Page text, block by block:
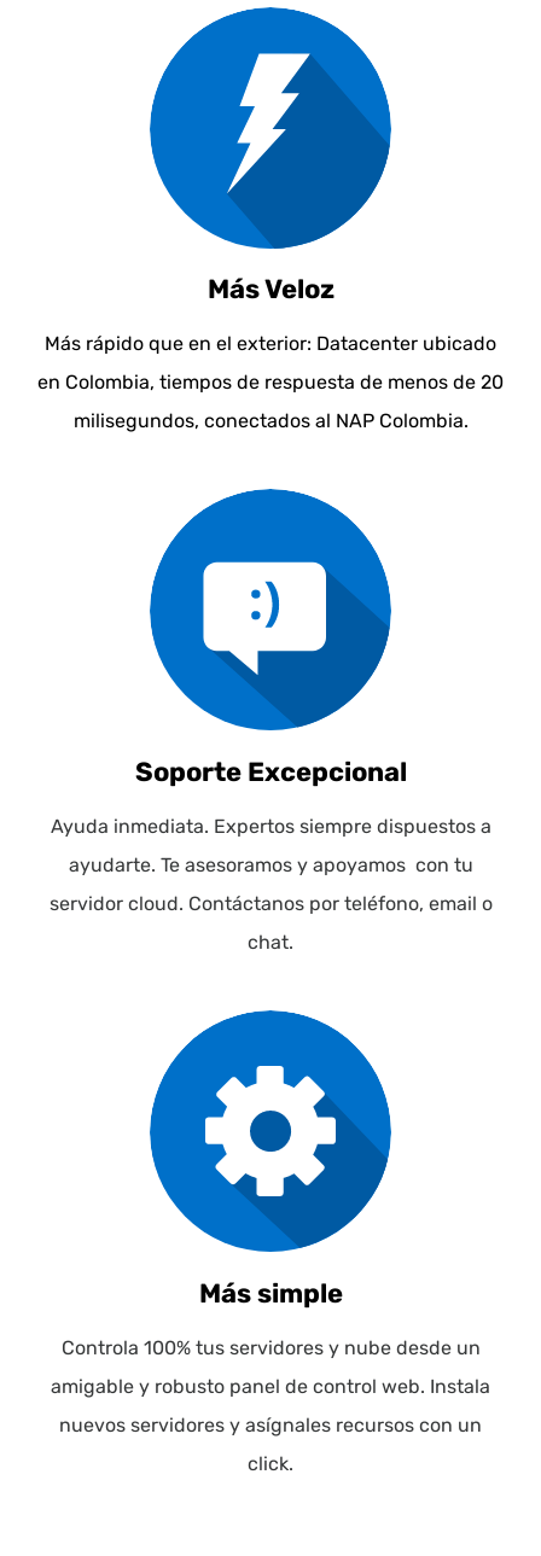
Más Veloz
Más rápido que en el exterior: Datacenter ubicado
en Colombia, tiempos de respuesta de menos de 20
milisegundos, conectados al NAP Colombia.
Soporte Excepcional
Ayuda inmediata. Expertos siempre dispuestos a
ayudarte. Te asesoramos y apoyamos con tu
servidor cloud. Contáctanos por teléfono, email o
chat.
Más simple
Controla 100% tus servidores y nube desde un
amigable y robusto panel de control web. Instala
nuevos servidores y asígnales recursos con un
click.